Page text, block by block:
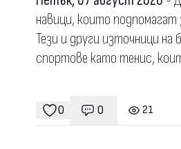
навици, които подпомагат
Тези и други източници
спортове като тенис,
0
харесвания
0
Коментари
21
гледания